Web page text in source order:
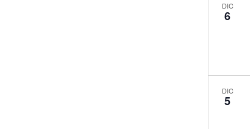
DIC
6
DIC
5